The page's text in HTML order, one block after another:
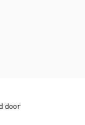
door